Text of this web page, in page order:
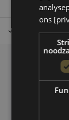
Tot 30 dagen
06-39119169
ons